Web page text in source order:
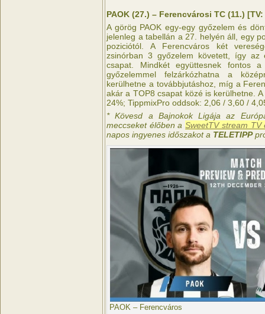
PAOK (27.) – Ferencvárosi TC (11.)
A görög PAOK egy-egy győzelem és
jelenleg a tabellán a 27. helyén áll, egy
poziciótól. A Ferencváros két
zsinórban 3 győzelem követett, így
csapat. Mindkét együttesnek fontos
győzelemmel felzárkózhatna a
kerülhetne a továbbjutáshoz, míg a
akár a TOP8 csapat közé is kerülhetne.
24%; TippmixPro oddsok: 2,06 / 3,60 /
* Kövesd a Bajnokok Ligája az
meccseket élőben aSweetTV stream TV
napos ingyenes időszakot a TELETIPP
PAOK – Ferencváros